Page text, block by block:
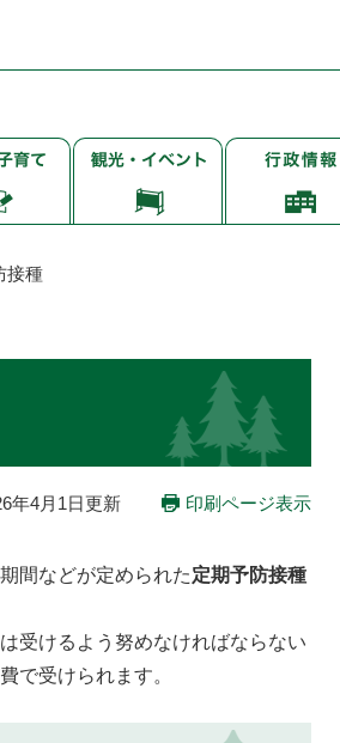
観
行
接種
年4月1日更新 印刷ページ表示
間などが定められた定期予防接種
受けるよう努めなければならない
で受けられます。